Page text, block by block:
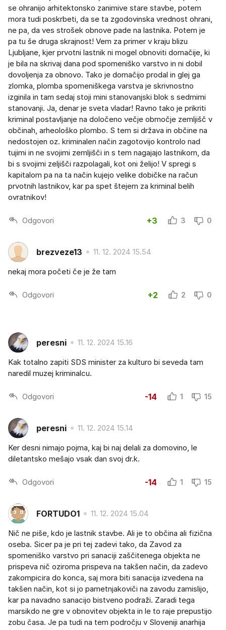
se ohranijo arhitektonsko zanimive stare stavbe, potem
mora tudi poskrbeti, da se ta zgodovinska vrednost ohrani,
ne pa, da ves strošek obnove pade na lastnika. Potem je
pa tu še druga skrajnost! Vem za primer v kraju blizu
Ljubljane, kjer prvotni lastnik ni mogel obnoviti domačije, ki
je bila na skrivaj dana pod spomeniško varstvo in ni dobil
dovoljenja za obnovo. Tako je domačijo prodal in glej ga
zlomka, plomba spomeniškega varstva je skrivnostno
izginila in tam sedaj stoji mini stanovanjski blok s sedmimi
stanovanji. Ja, denar je sveta vladar! Ravno tako je prikriti
kriminal postavljanje na določeno večje območje zemljišč v
občinah, arheološko plombo. S tem si država in občine na
nedostojen oz. kriminalen način zagotovijo kontrolo nad
tujimi in ne svojimi zemljišči in s tem nagajajo lastnikom, da
bi s svojimi zeljišči razpolagali, kot oni želijo! V spregi s
kapitalom pa na ta način kujejo velike dobičke na račun
prvotnih lastnikov, kar pa spet štejem za kriminal belih
ovratnikov!
Odgovori +3 3 0
brezveze13 11. 12. 2024 15.54
nekaj mora početi če je že tam
Odgovori +2 2 0
peresni 11. 12. 2024 15.16
Kak totalno zapiti SDS minister za kulturo bi seveda tam
naredil muzej kriminalcu.
Odgovori -14 1 15
peresni 11. 12. 2024 15.14
Ker desni nimajo pojma, kaj bi naj delali za domovino, le
diletantsko mešajo vsak dan svoj dr.k.
Odgovori -14 1 15
FORTUDO1 11. 12. 2024 15.04
Nič ne piše, kdo je lastnik stavbe. Ali je to občina ali fizična
oseba. Sicer pa je pri tej zadevi tako, da Zavod za
spomeniško varstvo pri sanaciji zaščitenega objekta ne
prispeva nič oziroma prispeva na takšen način, da zadevo
zakompicira do konca, saj mora biti sanacija izvedena na
takšen način, kot si jo pametnjakoviči na zavodu zamislijo,
kar pa navadno sanacijo bistveno podraži. Zaradi tega
marsikdo ne gre v obnovitev objekta in le to raje prepustijo
zobu časa. Je pa tudi na tem področju v Sloveniji anarhija